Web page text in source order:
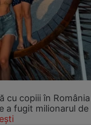
cu copiii în
a fugit milionarul de